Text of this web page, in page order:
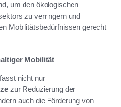
um den ökologischen
zu verringern und
Mobilitätsbedürfnissen gerecht
Mobilität
nicht nur
zur Reduzierung der
auch die Förderung von